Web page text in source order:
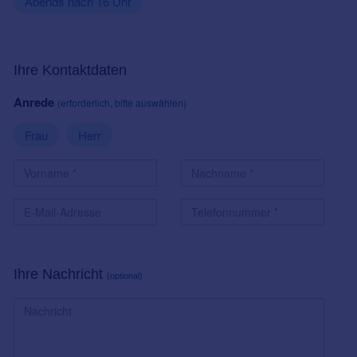
Ihre Kontaktdaten
Anrede (erforderlich, bitte auswählen)
Frau Herr
Ihre Nachricht (optional)